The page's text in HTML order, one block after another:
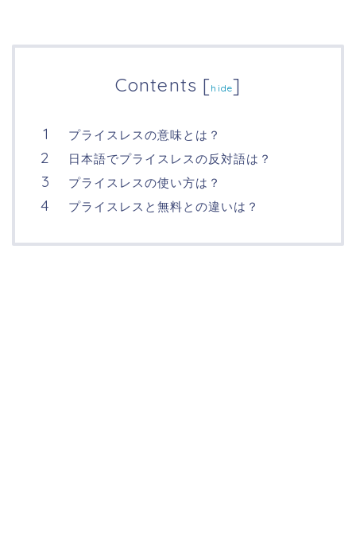
Contents [hide]
プライスレスの意味とは？
日本語でプライスレスの反対語は？
プライスレスの使い方は？
プライスレスと無料との違いは？